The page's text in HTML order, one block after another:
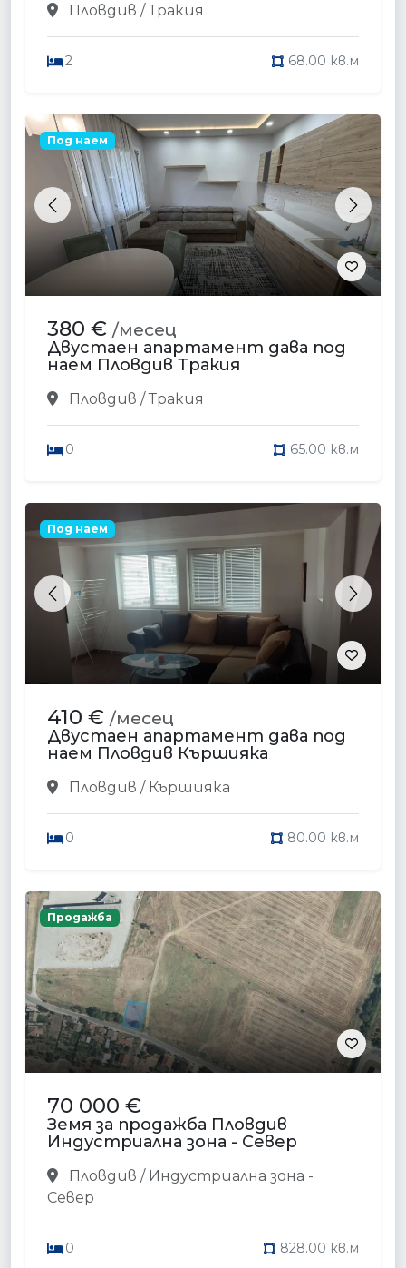
Пловдив / Тракия
2 68.00 кв.м
Previous Next
Под наем
380 € /месец
Двустаен апартамент дава под
наем Пловдив Тракия
Пловдив / Тракия
0 65.00 кв.м
Previous Next
Под наем
410 € /месец
Двустаен апартамент дава под
наем Пловдив Кършияка
Пловдив / Кършияка
0 80.00 кв.м
Продажба
70 000 €
Земя за продажба Пловдив
Индустриална зона - Север
Пловдив / Индустриална зона -
Север
0 828.00 кв.м